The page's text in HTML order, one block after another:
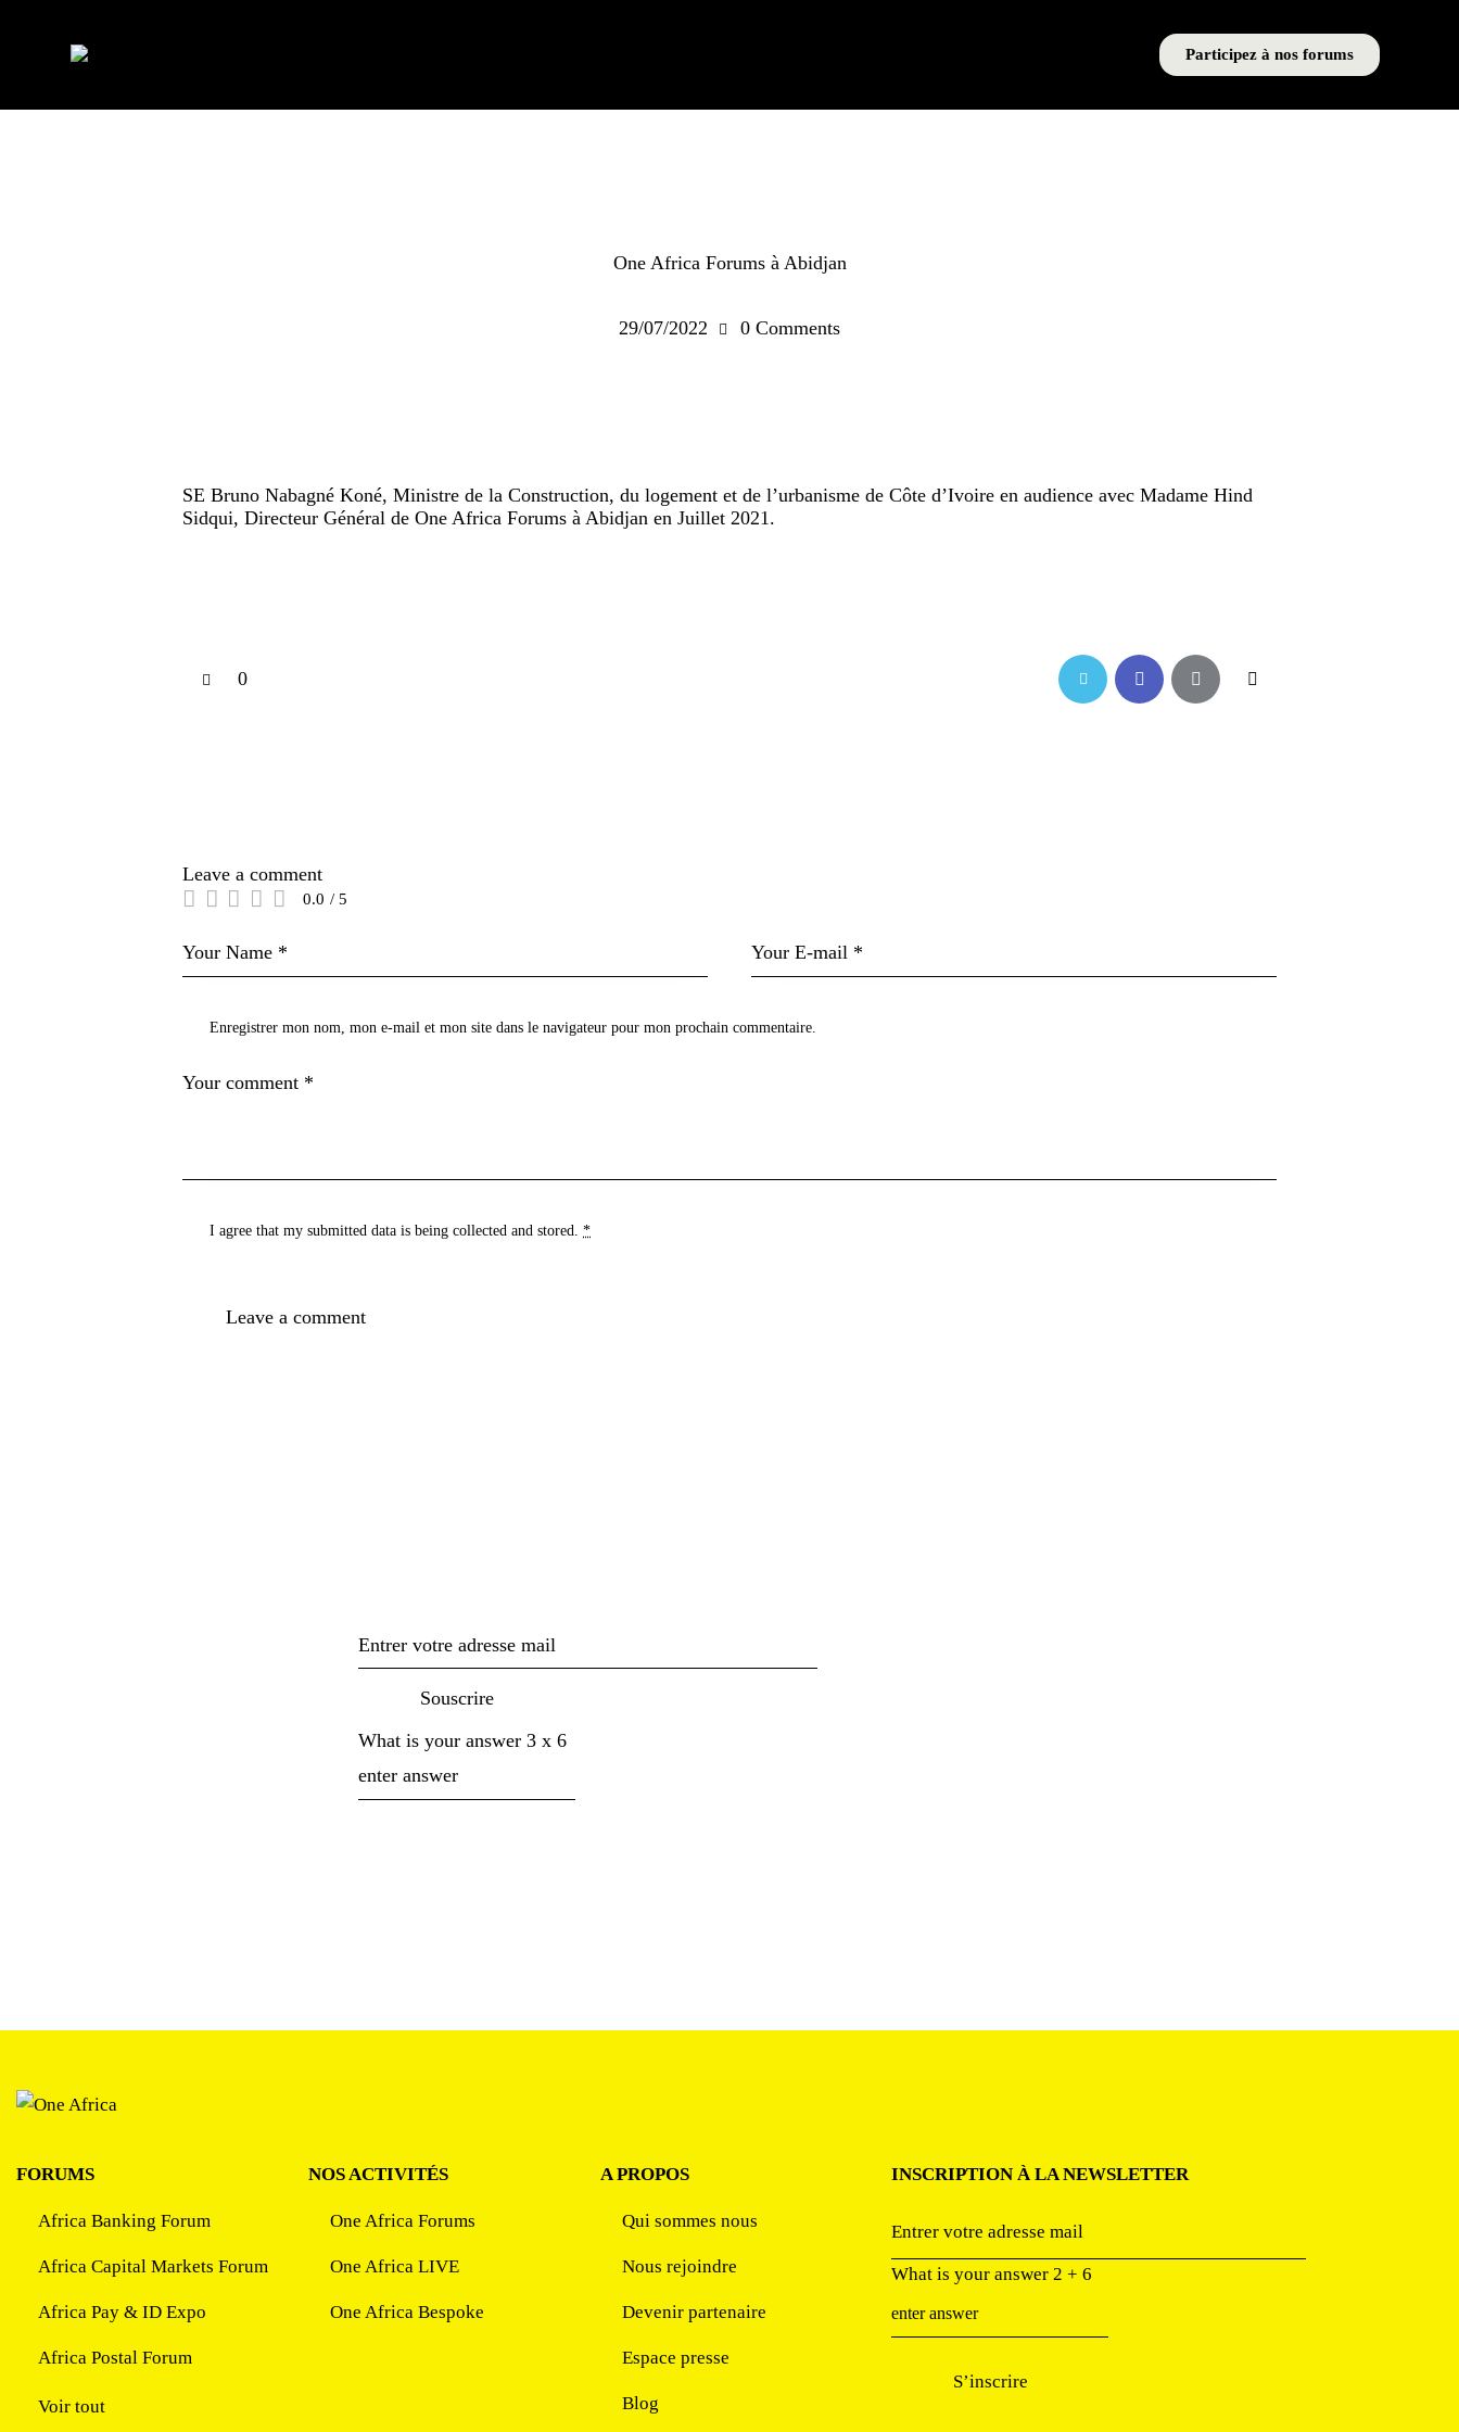
Participez à nos forums
One Africa Forums à Abidjan
29/07/2022 0 Comments
SE Bruno Nabagné Koné, Ministre de la Construction, du logement et de l’urbanisme de Côte d’Ivoire en audience avec Madame Hind
Sidqui, Directeur Général de One Africa Forums à Abidjan en Juillet 2021.
0
Leave a comment
0.0 / 5
Enregistrer mon nom, mon e-mail et mon site dans le navigateur pour mon prochain commentaire.
I agree that my submitted data is beingcollected and stored.*
What is your answer 3 x 6
FORUMS
Africa Banking Forum
Africa Capital Markets Forum
Africa Pay & ID Expo
Africa Postal Forum
Voir tout
NOS ACTIVITÉS
One Africa Forums
One Africa LIVE
One Africa Bespoke
A PROPOS
Qui sommes nous
Nous rejoindre
Devenir partenaire
Espace presse
Blog
INSCRIPTION À LA NEWSLETTER
What is your answer2 + 6